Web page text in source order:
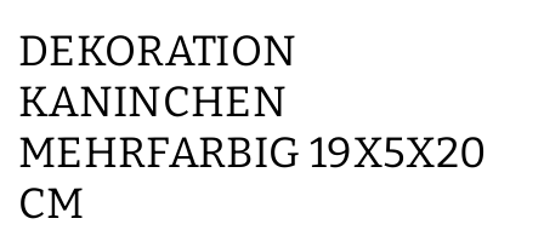
DEKORATION
KANINCHEN
MEHRFARBIG 19X5X20
CM